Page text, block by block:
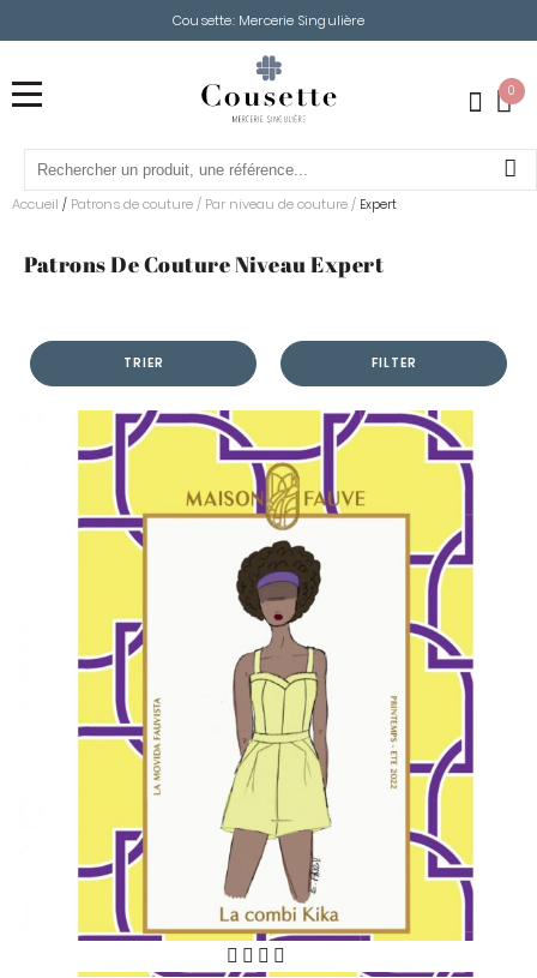
Cousette: Mercerie Singulière
0
Accueil / Patrons de couture / Par niveau de couture / Expert
Patrons De Couture Niveau Expert
TRIER FILTER